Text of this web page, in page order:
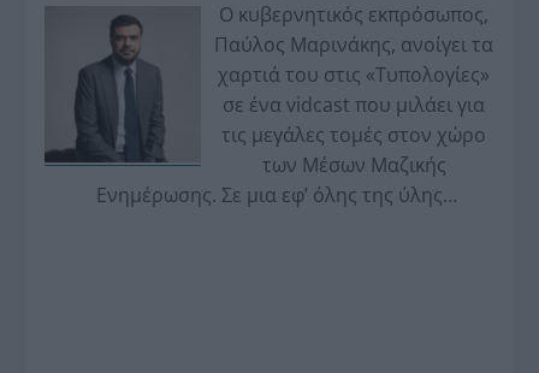
Ο κυβερνητικός εκπρόσωπος,
Παύλος Μαρινάκης, ανοίγει τα
χαρτιά του στις «Τυπολογίες»
σε ένα vidcast που μιλάει για
τις μεγάλες τομές στον χώρο
των Μέσων Μαζικής
Ενημέρωσης. Σε μια εφ’ όλης της ύλης